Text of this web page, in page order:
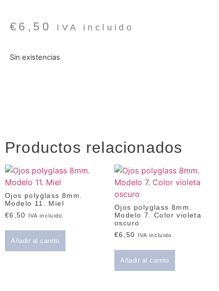
€ 6,50 IVA incluido
Sin existencias
Productos relacionados
Ojos polyglass 8mm.
Modelo 11. Miel
€6,50 IVA incluido
Añadir al carrito
Ojos polyglass 8mm.
Modelo 7. Color violeta
oscuro
€6,50 IVA incluido
Añadir al carrito